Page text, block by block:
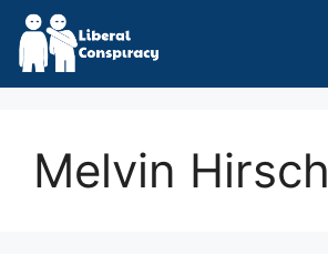
Skip
content
Melvin Hirsch